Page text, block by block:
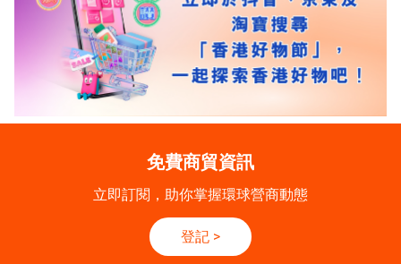
免費商貿資訊
立即訂閱，助你掌握環球營商動態
登記 >